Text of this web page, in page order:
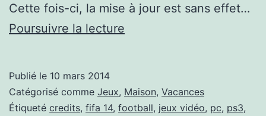
Cette fois-ci, la mise à jour est sans effet…
Poursuivre la lecture
update
de
Publié le 10 mars 2014
Catégorisé comme Jeux, Maison, Vacances
Étiqueté credits, fifa 14, football, jeux vidéo, pc, ps3,